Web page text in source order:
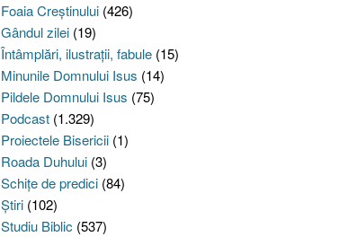
Foaia Creştinului(426)
Gândul zilei(19)
Întâmplări, ilustraţii, fabule(15)
Minunile Domnului Isus (14)
Pildele Domnului Isus (75)
Podcast(1.329)
Proiectele Bisericii(1)
Roada Duhului(3)
Schiţe de predici(84)
Ştiri(102)
Studiu Biblic (537)